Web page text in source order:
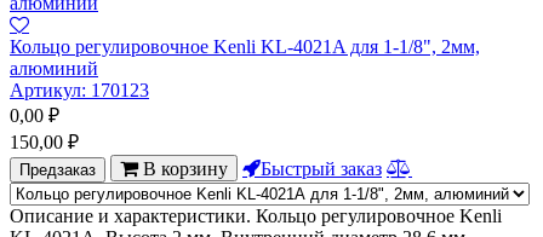
Кольцо регулировочное Kenli KL-4021A для 1-1/8", 2мм,
алюминий
Артикул: 170123
0,00 ₽
150,00 ₽
Предзаказ В корзину Быстрый заказ
Описание и характеристики. Кольцо регулировочное Kenli